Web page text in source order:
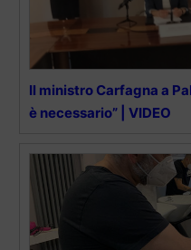
Il ministro Carfagna a
è necessario” | VIDEO